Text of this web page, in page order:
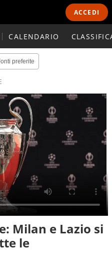
ACCEDI
CALENDARIO
preferite
Milan e Lazio si
le